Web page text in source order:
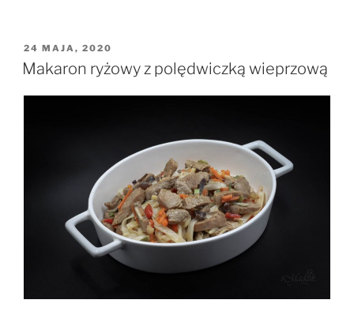
serków
waniliowych”
OPUBLIKOWANE
W
24 MAJA, 2020
Makaron ryżowy z polędwiczką wieprzową